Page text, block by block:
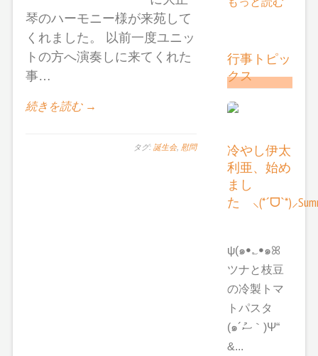
琴のハーモニー様が来苑して
くれました。 以前一度ユニッ
トの方へ演奏しに来てくれた
事…
続きを読む →
タグ:誕生会, 慰問
行事トピッ
クス
冷やし伊太
利亜、始め
まし
た
ψ(๑ꔷ؎ꔷ๑ꕤ
ツナと枝豆
の冷製トマ
トパスタ
(๑´ސު｀)Ψ“
&...